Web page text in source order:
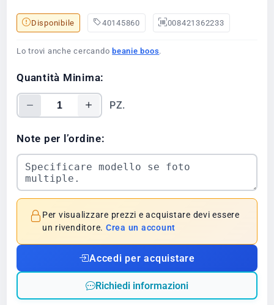
Disponibile 40145860 008421362233
Lo trovi anche cercando beanie boos.
Quantità Minima:
PZ.
Note per l’ordine:
Per visualizzare prezzi e acquistare devi essere
un rivenditore. Crea un account
Accedi per acquistare
Richiedi informazioni